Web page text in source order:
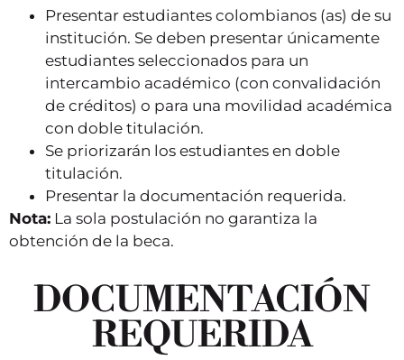
Presentar estudiantes colombianos (as) de su
institución. Se deben presentar únicamente
estudiantes seleccionados para un
intercambio académico (con convalidación
de créditos) o para una movilidad académica
con doble titulación.
Se priorizarán los estudiantes en doble
titulación.
Presentar la documentación requerida.
Nota: La sola postulación no garantiza la
obtención de la beca.
DOCUMENTACIÓN
REQUERIDA